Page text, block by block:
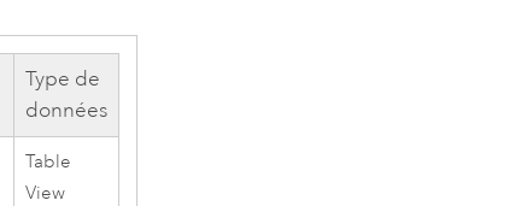
Type de
données
Table
View